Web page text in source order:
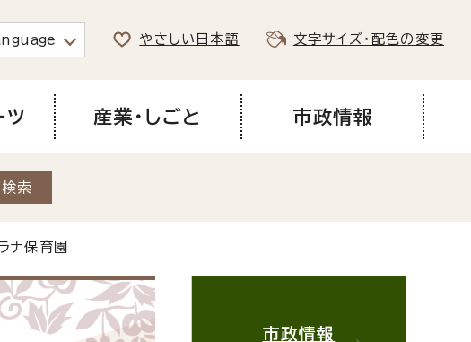
やさしい日本語 文字サイズ・配色の変更
ツ 産業・しごと 市政情報
ナ保育園
市政情報